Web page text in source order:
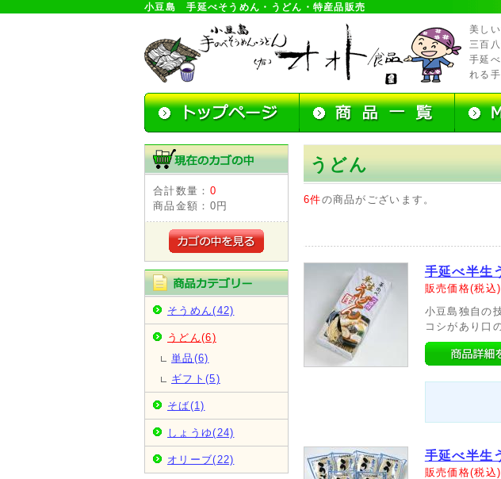
小豆島 手延べそうめん・うどん・特産品販売
美し
三百
手延
れる
合計数量： 0
商品金額： 0円
そうめん(42)
うどん(6)
単品(6)
ギフト(5)
そば(1)
しょうゆ(24)
オリーブ(22)
うどん
6件の商品がございます。
手延べ半生
販売価格(税込
小豆島独自の
コシがあり口
手延べ半生
販売価格(税込